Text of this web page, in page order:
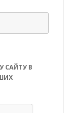
САЙТУ В